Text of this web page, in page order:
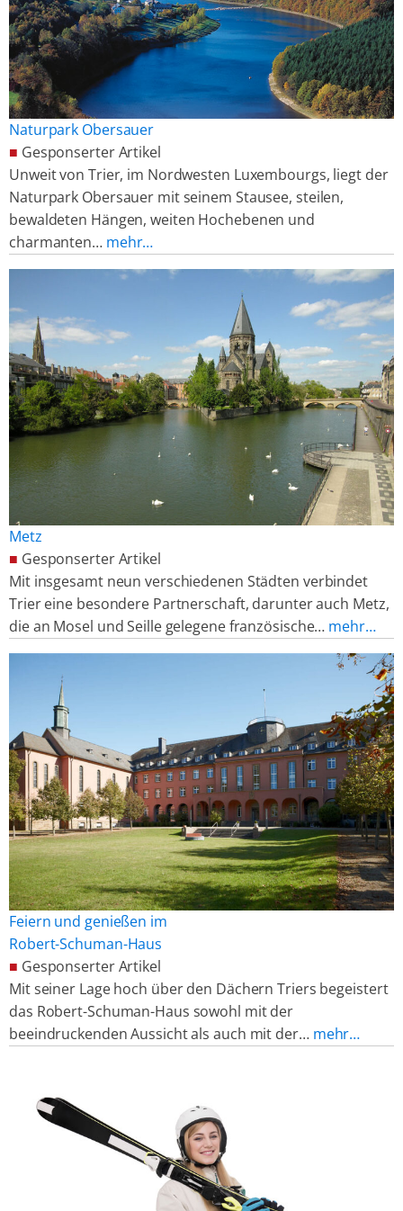
Naturpark Obersauer
■ Gesponserter Artikel
Unweit von Trier, im Nordwesten Luxembourgs, liegt der
Naturpark Obersauer mit seinem Stausee, steilen,
bewaldeten Hängen, weiten Hochebenen und
charmanten… mehr…
Metz
■ Gesponserter Artikel
Mit insgesamt neun verschiedenen Städten verbindet
Trier eine besondere Partnerschaft, darunter auch Metz,
die an Mosel und Seille gelegene französische… mehr…
Feiern und genießen im
Robert-Schuman-Haus
■ Gesponserter Artikel
Mit seiner Lage hoch über den Dächern Triers begeistert
das Robert-Schuman-Haus sowohl mit der
beeindruckenden Aussicht als auch mit der… mehr…